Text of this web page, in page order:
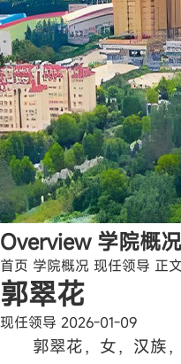
Overview学院概况
首页 学院概况 现任领导 正文
郭翠花
现任领导 2026-01-09
郭翠花，女，汉族